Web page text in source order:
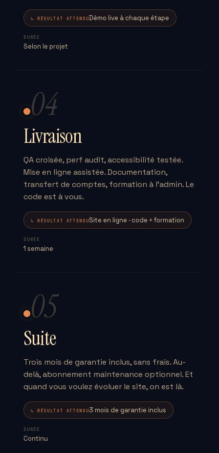
↳ RÉSULTAT ATTENDUDémo live à chaque étape
DURÉE
Selon le projet
04
Livraison
QA croisée, perf audit, accessibilité testée.
Mise en ligne assistée. Documentation,
transfert de comptes, formation à l'admin. Le
code est à vous.
↳ RÉSULTAT ATTENDUSite en ligne · code + formation
DURÉE
1 semaine
05
Suite
Trois mois de garantie inclus, sans frais. Au-
delà, abonnement maintenance optionnel. Et
quand vous voulez évoluer le site, on est là.
↳ RÉSULTAT ATTENDU3 mois de garantie inclus
DURÉE
Continu